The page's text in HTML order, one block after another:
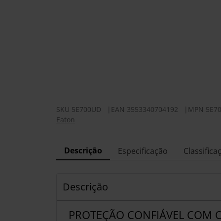
SKU 5E700UD EAN 3553340704192 MPN
Eaton
Descrição Especificação
Descrição
PROTEÇÃO CONFIÁVEL COM